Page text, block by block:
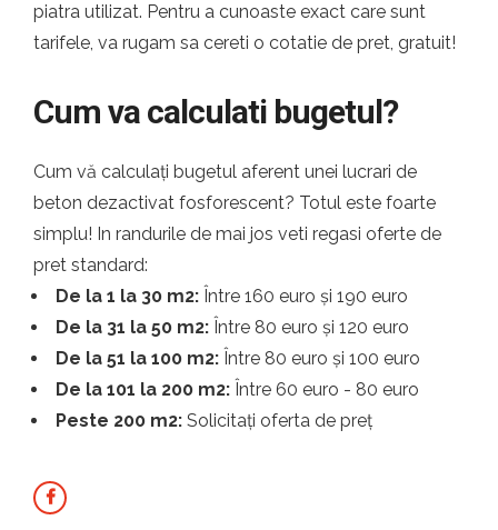
piatra utilizat. Pentru a cunoaste exact care sunt
tarifele, va rugam sa cereti o cotatie de pret, gratuit!
Cum va calculati bugetul?
Cum vă calculați bugetul aferent unei lucrari de
beton dezactivat fosforescent? Totul este foarte
simplu! In randurile de mai jos veti regasi oferte de
pret standard:
De la 1 la 30 m2: Între 160 euro și 190 euro
De la 31 la 50 m2: Între 80 euro și 120 euro
De la 51 la 100 m2: Între 80 euro și 100 euro
De la 101 la 200 m2: Între 60 euro - 80 euro
Peste 200 m2: Solicitați oferta de preț